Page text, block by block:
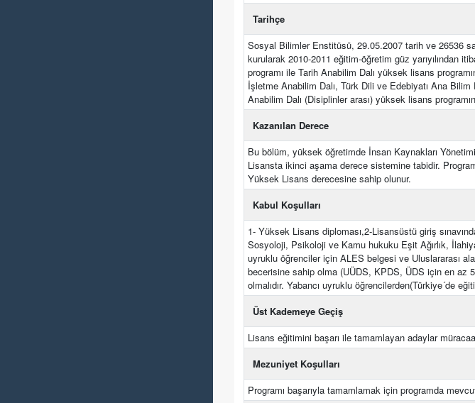
Tarihçe
Sosyal Bilimler Enstitüsü, 29.05.2007 tarih ve 26536
kurularak 2010-2011 eğitim-öğretim güz yarıyılından
programı ile Tarih Anabilim Dalı yüksek lisans
İşletme Anabilim Dalı, Türk Dili ve Edebiyatı Ana Bilim
Anabilim Dalı (Disiplinler arası) yüksek lisans
Kazanılan Derece
Bu bölüm, yüksek öğretimde İnsan Kaynakları
Lisansta ikinci aşama derece sistemine tabidir.
Yüksek Lisans derecesine sahip olunur.
Kabul Koşulları
1- Yüksek Lisans diploması,2-Lisansüstü giriş
Sosyoloji, Psikoloji ve Kamu hukuku Eşit Ağırlık,
uyruklu öğrenciler için ALES belgesi ve Uluslararası
becerisine sahip olma (UÜDS, KPDS, ÜDS için en az
olmalıdır. Yabancı uyruklu öğrencilerden(Türkiye´de
Üst Kademeye Geçiş
Lisans eğitimini başarı ile tamamlayan adaylar
Mezuniyet Koşulları
Programı başarıyla tamamlamak için programda